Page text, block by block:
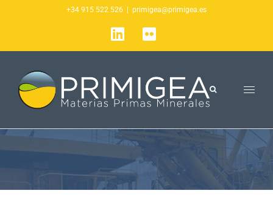
+34 915 522 526 primigea@primigea.es
LinkedIn
Flickr